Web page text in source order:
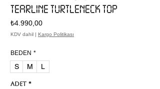
TEARLINE TURTLENECK TOP
₺4.990,00Fiyat
KDV dahil | Kargo Politikası
BEDEN *
S M L
Adet *